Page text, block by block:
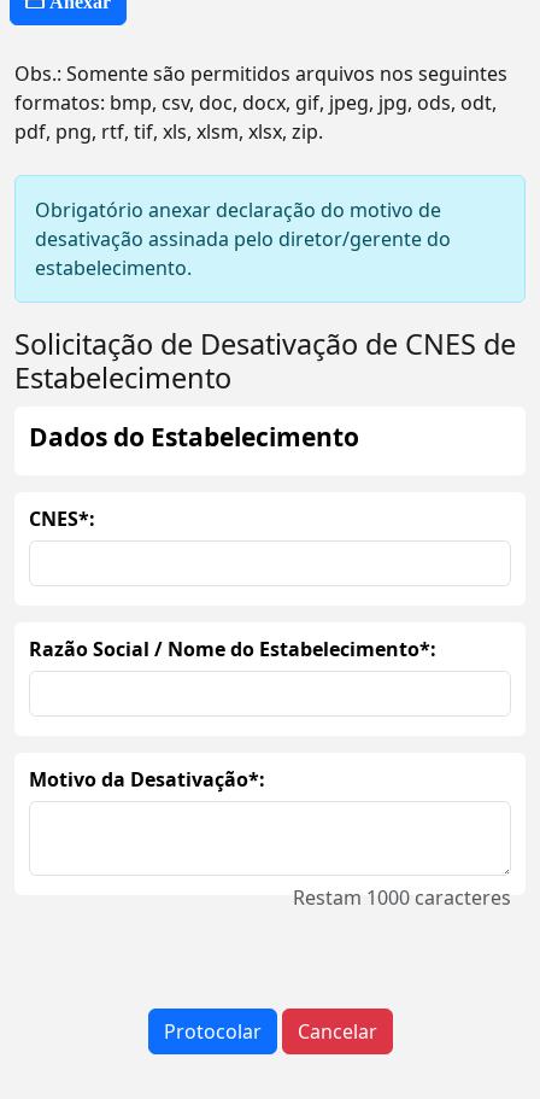
Obs.: Somente são permitidos arquivos nos seguintes
formatos: bmp, csv, doc, docx, gif, jpeg, jpg, ods, odt,
pdf, png, rtf, tif, xls, xlsm, xlsx, zip.
Obrigatório anexar declaração do motivo de
desativação assinada pelo diretor/gerente do
estabelecimento.
Solicitação de Desativação de CNES de
Estabelecimento
Dados do Estabelecimento
CNES*:
Razão Social / Nome do Estabelecimento*:
Motivo da Desativação*:
Restam 1000caracteres